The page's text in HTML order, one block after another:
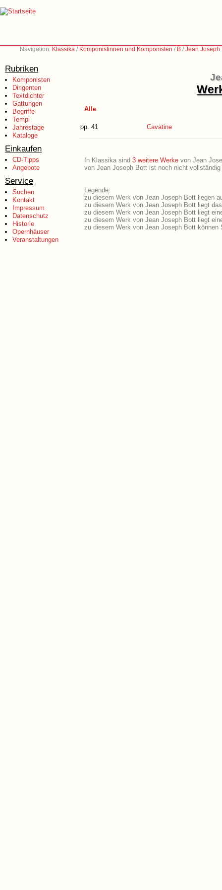
Navigation: Klassika / Komponistinnen und Komponisten / B /Jean Joseph
Rubriken
Komponisten
Dirigenten
Textdichter
Gattungen
Begriffe
Tempi
Jahrestage
Kataloge
Einkaufen
CD-Tipps
Angebote
Service
Suchen
Kontakt
Impressum
Datenschutz
Historie
Opernhäuser
Veranstaltungen
Alle
op. 41 Cavatine
In Klassika sind 3 weitere Werke von Jean
von Jean Joseph Bott ist noch nicht
Legende:
zu diesem Werk von Jean Joseph Bott liegen
zu diesem Werk von Jean Joseph Bott liegt
zu diesem Werk von Jean Joseph Bott liegt
zu diesem Werk von Jean Joseph Bott liegt
zu diesem Werk von Jean Joseph Bott können